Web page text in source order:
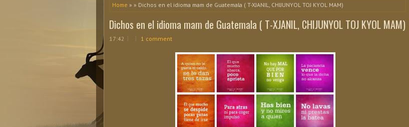
Home » » Dichos en el idioma mam de Guatemala ( T-XJANIL, CHIJUNYOL TOJ KYOL MAM)
Dichos en el idioma mam de Guatemala ( T-XJANIL, CHIJUNYOL TOJ KYOL MAM)
17:42 1 comment